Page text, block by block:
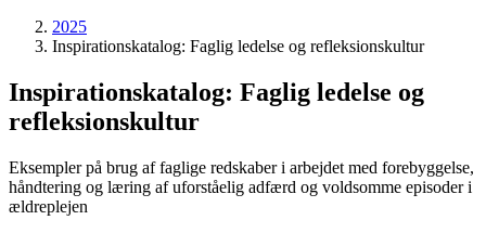
2025
Inspirationskatalog: Faglig ledelse og refleksionskultur
Inspirationskatalog: Faglig ledelse og
refleksionskultur
Eksempler på brug af faglige redskaber i arbejdet med forebyggelse,
håndtering og læring af uforståelig adfærd og voldsomme episoder i
ældreplejen